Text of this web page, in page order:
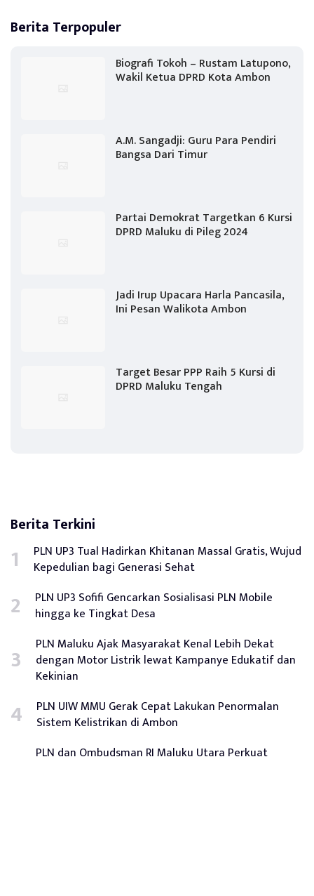
Berita Terpopuler
Biografi Tokoh – Rustam Latupono,
Wakil Ketua DPRD Kota Ambon
A.M. Sangadji: Guru Para Pendiri
Bangsa Dari Timur
Partai Demokrat Targetkan 6 Kursi
DPRD Maluku di Pileg 2024
Jadi Irup Upacara Harla Pancasila,
Ini Pesan Walikota Ambon
Target Besar PPP Raih 5 Kursi di
DPRD Maluku Tengah
Berita Terkini
PLN UP3 Tual Hadirkan Khitanan Massal Gratis, Wujud
Kepedulian bagi Generasi Sehat
PLN UP3 Sofifi Gencarkan Sosialisasi PLN Mobile
hingga ke Tingkat Desa
PLN Maluku Ajak Masyarakat Kenal Lebih Dekat
dengan Motor Listrik lewat Kampanye Edukatif dan
Kekinian
PLN UIW MMU Gerak Cepat Lakukan Penormalan
Sistem Kelistrikan di Ambon
PLN dan Ombudsman RI Maluku Utara Perkuat